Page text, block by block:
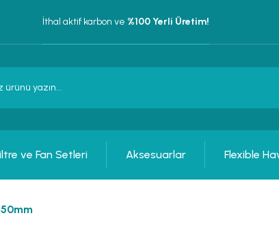
İthal aktif karbon ve %100 Yerli Üretim!
ve Fan Setleri Aksesuarlar Flexible